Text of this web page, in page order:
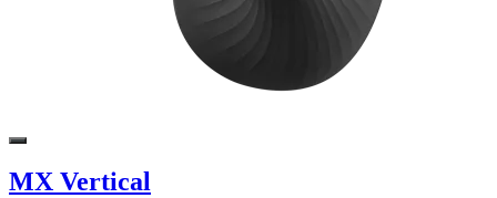
MX Vertical